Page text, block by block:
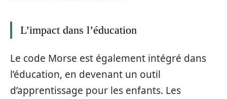
L’impact dans l’éducation
Le code Morse est également intégré dans
l’éducation, en devenant un outil
d’apprentissage pour les enfants. Les